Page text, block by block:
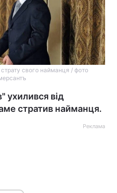
свого найманця / фото
ухилився від
стратив найманця.
Реклама